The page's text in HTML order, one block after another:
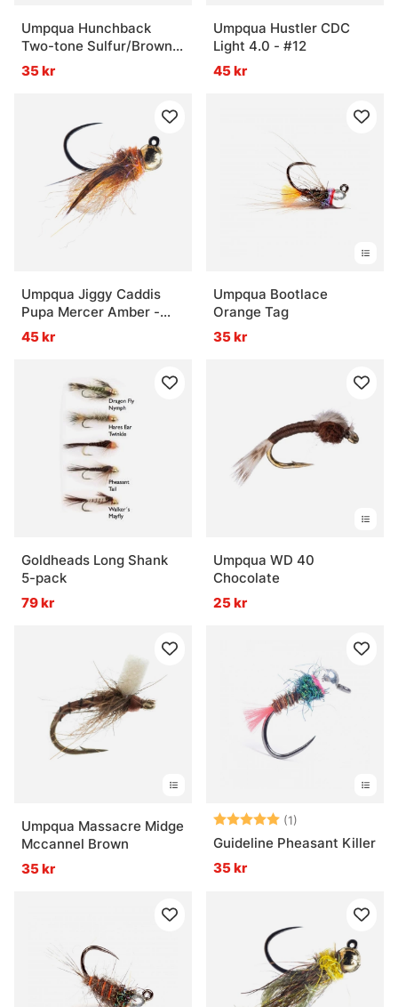
Umpqua Hunchback
Two-tone Sulfur/Brown -
#16
35 kr
Umpqua Hustler CDC
Light 4.0 - #12
45 kr
Umpqua Jiggy Caddis
Pupa Mercer Amber -
#14
45 kr
Umpqua Bootlace
Orange Tag
35 kr
Goldheads Long Shank
5-pack
79 kr
Umpqua WD 40
Chocolate
25 kr
Umpqua Massacre Midge
Mccannel Brown
35 kr
Betyg: (1)
Guideline Pheasant Killer
35 kr